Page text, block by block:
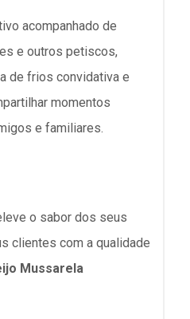
acompanhado de
e outros petiscos,
de frios convidativa e
momentos
e familiares.
o sabor dos seus
clientes com a qualidade
Mussarela